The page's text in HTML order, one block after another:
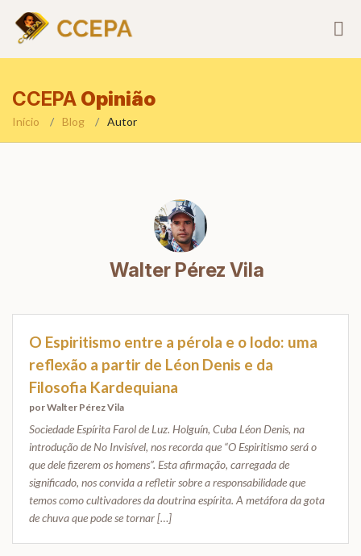
CCEPA Opinião
Início Blog Autor
Walter Pérez Vila
O Espiritismo entre a pérola e o lodo: uma
reflexão a partir de Léon Denis e da
Filosofia Kardequiana
por Walter Pérez Vila
Sociedade Espírita Farol de Luz. Holguín, Cuba Léon Denis, na
introdução de No Invisível, nos recorda que “O Espiritismo será o
que dele fizerem os homens”. Esta afirmação, carregada de
significado, nos convida a refletir sobre a responsabilidade que
temos como cultivadores da doutrina espírita. A metáfora da gota
de chuva que pode se tornar […]